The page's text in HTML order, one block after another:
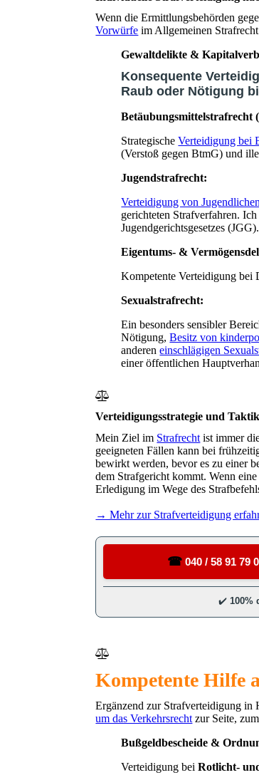
Wenn die Ermittlungsbehörden
Vorwürfe im Allgemeinen
Gewaltdelikte &
Konsequente
Raub oder Nötigung
Betäubungsmittelstrafrecht
StrategischeVerteidigung bei
(Verstoß gegen BtmG) und
Jugendstrafrecht:
Verteidigung von
gerichteten Strafverfahren.
Jugendgerichtsgesetzes (JGG).
Eigentums- &
Kompetente Verteidigung bei
Sexualstrafrecht:
Ein besonders sensibler
Nötigung,Besitz von
andereneinschlägigen
einer öffentlichen
Verteidigungsstrategie und Taktik
Mein Ziel im Strafrecht ist immer
geeigneten Fällen kann bei
bewirkt werden, bevor es zu einer
dem Strafgericht kommt. Wenn
Erledigung im Wege des
→ Mehr zur Strafverteidigung
Kompetente Hilfe
Ergänzend zur Strafverteidigung
um das Verkehrsrecht zur Seite,
Bußgeldbescheide &
Verteidigung beiRotlicht-